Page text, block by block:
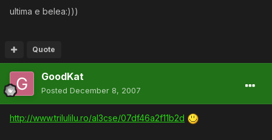
ultima e belea:)))
Quote
GoodKat
Posted December 8, 2007
http://www.trilulilu.ro/al3cse/07df46a2f11b2d